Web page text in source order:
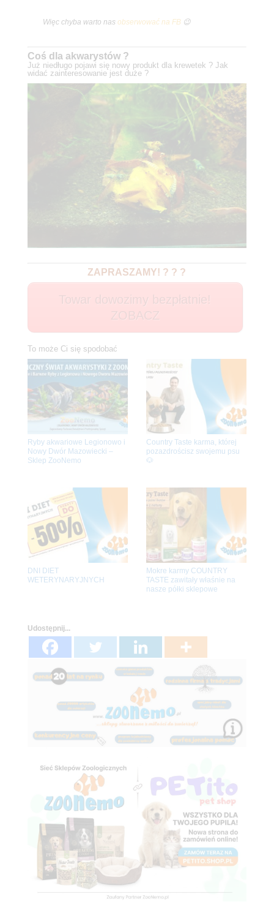
Więc chyba warto nas obserwować na FB😉
Coś dla akwarystów ?
Już niedługo pojawi się nowy produkt dla krewetek ? Jak
widać zainteresowanie jest duże ?
ZAPRASZAMY! ? ? ?
To może Ci się spodobać
Ryby akwariowe Legionowo i
Nowy Dwór Mazowiecki –
Sklep ZooNemo
Country Taste karma, której
pozazdrościsz swojemu psu
🐶
DNI DIET
WETERYNARYJNYCH
Mokre karmy COUNTRY
TASTE zawitały właśnie na
nasze półki sklepowe
Udostępnij...